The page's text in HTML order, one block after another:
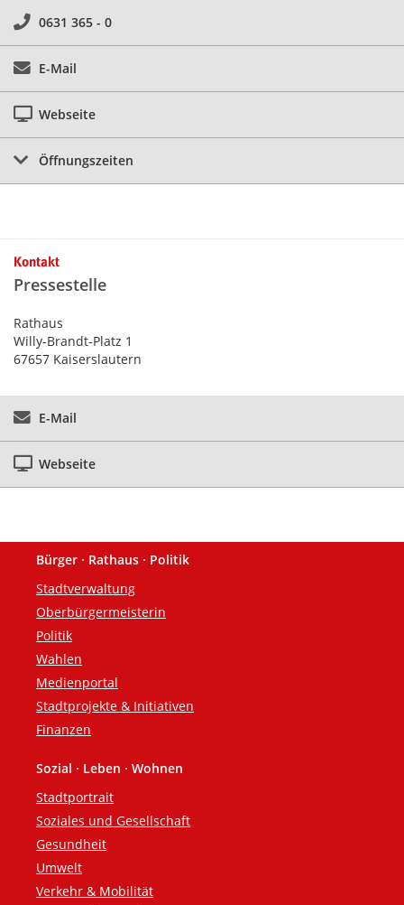
0631 365 - 0
E-Mail
Webseite
Öffnungszeiten
Kontakt
Pressestelle
Rathaus
Willy-Brandt-Platz 1
67657 Kaiserslautern
E-Mail
Webseite
Fußzeile
Bürger · Rathaus · Politik
Stadtverwaltung
Oberbürgermeisterin
Politik
Wahlen
Medienportal
Stadtprojekte & Initiativen
Finanzen
Sozial · Leben · Wohnen
Stadtportrait
Soziales und Gesellschaft
Gesundheit
Umwelt
Verkehr & Mobilität